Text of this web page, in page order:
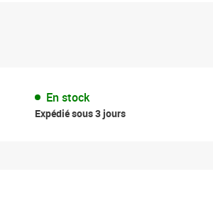
En stock
Expédié sous 3 jours